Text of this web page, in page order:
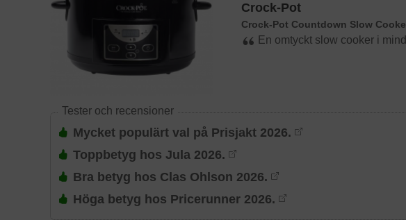
Crock-Pot
Crock-Pot Countdown Slow
En omtyckt slow cooker i
Tester och recensioner
Mycket populärt val på Prisjakt 2026.
Toppbetyg hos Jula 2026.
Bra betyg hos Clas Ohlson 2026.
Höga betyg hos Pricerunner 2026.